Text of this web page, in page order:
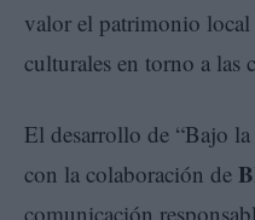
valor el patrimonio local
culturales en torno a las
El desarrollo de “Bajo
con la colaboración de
comunicación